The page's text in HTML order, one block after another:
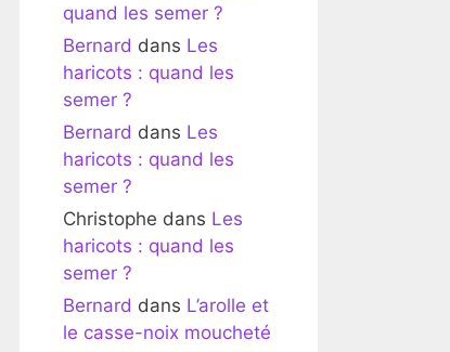
quand les semer ?
Bernard dans Les
haricots : quand les
semer ?
Bernard dans Les
haricots : quand les
semer ?
Christophe dans Les
haricots : quand les
semer ?
Bernard dans L’arolle et
le casse-noix moucheté